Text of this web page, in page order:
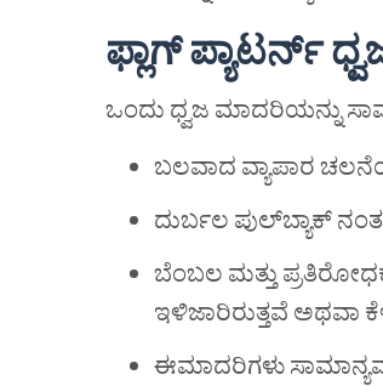
ಫ್ಲಾಗ್ಪ್ಯಾಟರ್ನ್
ಒಂದು ಧ್ವಜ ಮಾದರಿಯನ್ನು
ಬಲವಾದ ವ್ಯಾಪಾರ
ದುರ್ಬಲ ಪುಲ್‌ಬ್ಯಾಕ್
ಬೆಂಬಲ ಮತ್ತು
ಇಳಿಜಾರಿರುತ್ತವೆ ಅಥವಾ
ಈಮಾದರಿಗಳು